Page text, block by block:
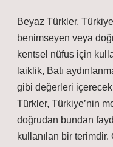
Beyaz Türkler,
benimseyen veya
kentsel nüfus için
laiklik, Batı
gibi değerleri
Türkler, Türkiye’nin
doğrudan bundan
kullanılan bir